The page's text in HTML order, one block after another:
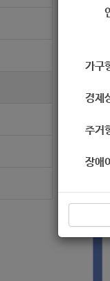
가구
경제
주거
장애